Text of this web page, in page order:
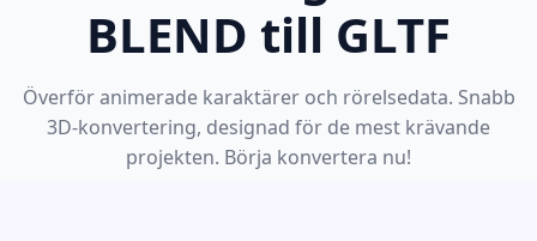
BLEND till GLTF
Överför animerade karaktärer och rörelsedata. Snabb
3D-konvertering, designad för de mest krävande
projekten. Börja konvertera nu!